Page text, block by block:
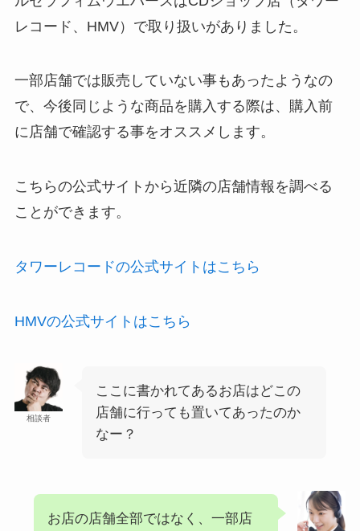
レコード、HMV）で取り扱いがありました。
一部店舗では販売していない事もあったようなの
で、今後同じような商品を購入する際は、購入前
に店舗で確認する事をオススメします。
こちらの公式サイトから近隣の店舗情報を調べる
ことができます。
タワーレコードの公式サイトはこちら
HMVの公式サイトはこちら
相談者
ここに書かれてあるお店はどこの
店舗に行っても置いてあったのか
なー？
お店の店舗全部ではなく、一部店